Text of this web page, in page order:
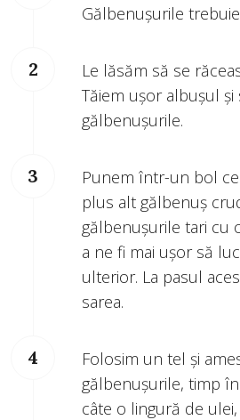
Gălbenușurile
Le lăsăm să se
Tăiem ușor albușul și
gălbenușurile.
Punem într-un bol
plus alt gălbenuș
gălbenușurile tari cu
a ne fi mai ușor să
ulterior. La pasul
sarea.
Folosim un tel și
gălbenușurile, timp
câte o lingură de